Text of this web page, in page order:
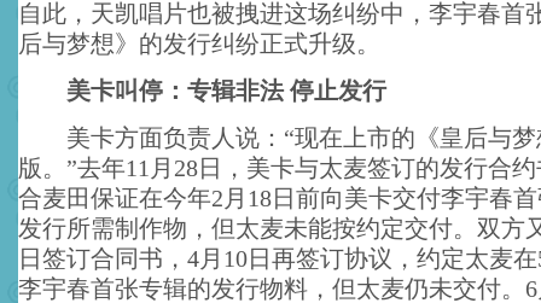
自此，天凯唱片也被拽进这场纠纷中，李宇春首
后与梦想》的发行纠纷正式升级。
美卡叫停：专辑非法 停止发行
美卡方面负责人说：“现在上市的《皇后与梦
版。”去年11月28日，美卡与太麦签订的发行合
合麦田保证在今年2月18日前向美卡交付李宇春
发行所需制作物，但太麦未能按约定交付。双方
日签订合同书，4月10日再签订协议，约定太麦
李宇春首张专辑的发行物料，但太麦仍未交付。